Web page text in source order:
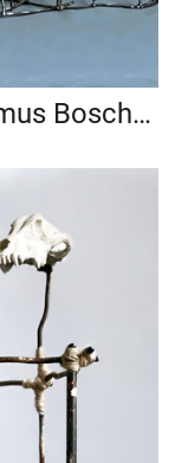
Иероним Босх / Hieronymus Bosch_2021